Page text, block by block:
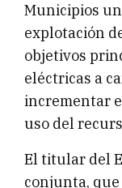
Municipios
explotación
objetivos
eléctricas a
incrementar
uso del
El titular del
conjunta,